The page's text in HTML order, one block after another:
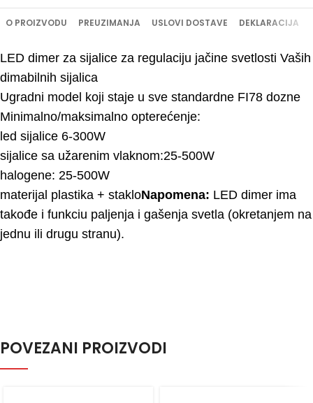
O PROIZVODU PREUZIMANJA USLOVI DOSTAVE DEKLARACIJA
LED dimer za sijalice za regulaciju jačine svetlosti Vaših
dimabilnih sijalica
Ugradni model koji staje u sve standardne FI78 dozne
Minimalno/maksimalno opterećenje:
led sijalice 6-300W
sijalice sa užarenim vlaknom:25-500W
halogene: 25-500W
materijal plastika + stakloNapomena: LED dimer ima
takođe i funkciu paljenja i gašenja svetla (okretanjem na
jednu ili drugu stranu).
POVEZANI PROIZVODI